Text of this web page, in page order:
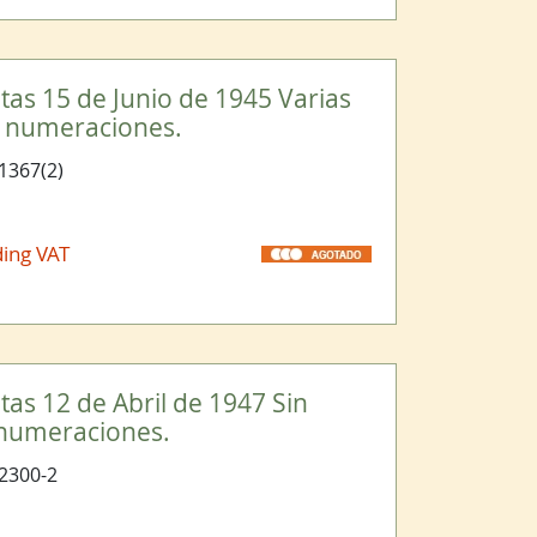
15 de Junio de 1945 Varias
VAT
12 de Abril de 1947 Sin
2